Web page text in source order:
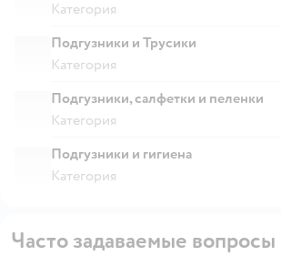
Категория
Подгузники и Трусики
Категория
Подгузники, салфетки и пеленки
Категория
Подгузники и гигиена
Категория
Часто задаваемые вопросы